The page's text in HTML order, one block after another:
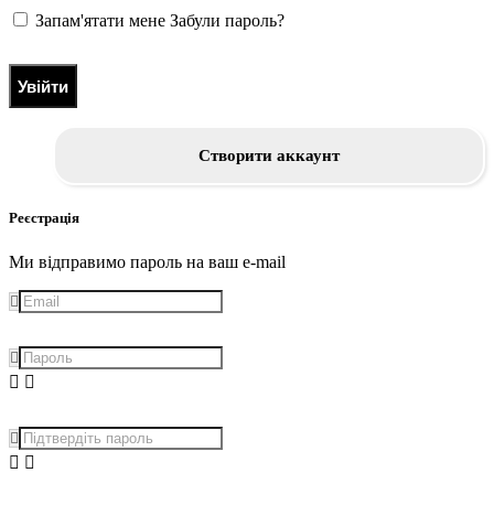
Запам'ятати мене Забули пароль?
Увійти
Створити аккаунт
Реєстрація
Ми відправимо пароль на ваш e-mail